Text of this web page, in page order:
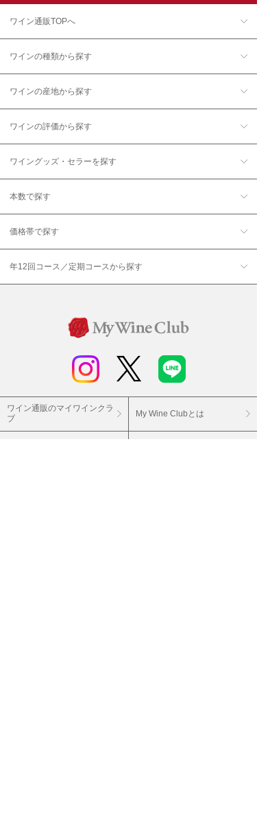
ワイン通販TOPへ
ワインの種類から探す
ワインの産地から探す
ワインの評価から探す
ワイングッズ・セラーを探す
本数で探す
価格帯で探す
年12回コース／定期コースから探す
ワイン通販のマイワインクラ
ブ
My Wine Clubとは